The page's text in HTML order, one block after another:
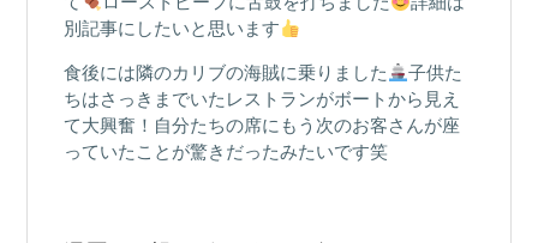
別記事にしたいと思います
食後には隣のカリブの海賊に乗りました
子供た
ちはさっきまでいたレストランがボートから見え
て大興奮！自分たちの席にもう次のお客さんが座
っていたことが驚きだったみたいです笑